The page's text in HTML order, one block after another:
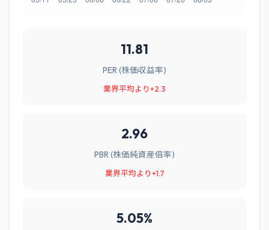
11.81
PER (株価収益率)
業界平均より+2.3
2.96
PBR (株価純資産倍率)
業界平均より+1.7
5.05%